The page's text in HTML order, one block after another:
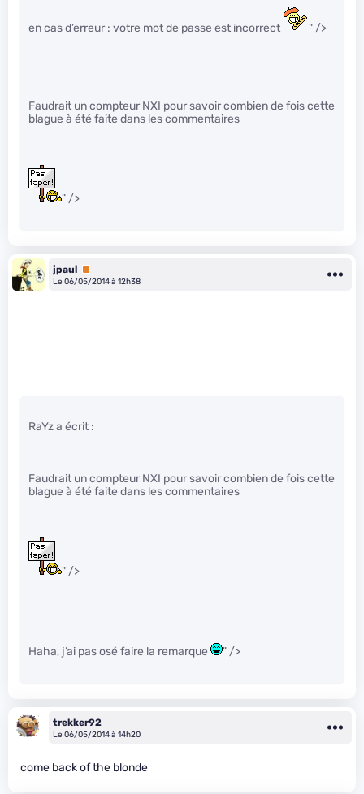
en cas d’erreur : votre mot de passe est incorrect " />
Faudrait un compteur NXI pour savoir combien de fois cette
blague à été faite dans les commentaires
" />
jpaul Premium
Le 06/05/2014 à 12h38
RaYz a écrit :
Faudrait un compteur NXI pour savoir combien de fois cette
blague à été faite dans les commentaires
" />
Haha, j’ai pas osé faire la remarque " />
trekker92
Le 06/05/2014 à 14h20
come back of the blonde